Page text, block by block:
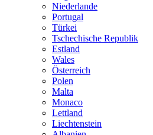
Niederlande
Portugal
Türkei
Tschechische Republik
Estland
Wales
Österreich
Polen
Malta
Monaco
Lettland
Liechtenstein